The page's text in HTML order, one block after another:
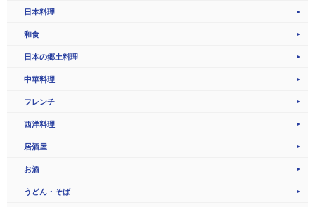
日本料理
和食
日本の郷土料理
中華料理
フレンチ
西洋料理
居酒屋
お酒
うどん・そば